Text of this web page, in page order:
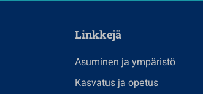
Linkkejä
Asuminen ja ympäristö
Kasvatus ja opetus